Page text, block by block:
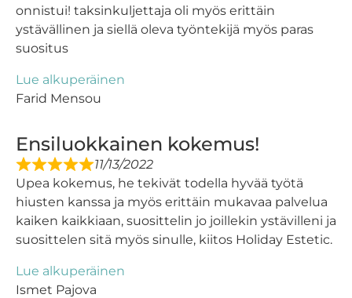
onnistui! taksinkuljettaja oli myös erittäin
ystävällinen ja siellä oleva työntekijä myös paras
suositus
Lue alkuperäinen
Farid Mensou
Ensiluokkainen kokemus!
11/13/2022
Upea kokemus, he tekivät todella hyvää työtä
hiusten kanssa ja myös erittäin mukavaa palvelua
kaiken kaikkiaan, suosittelin jo joillekin ystävilleni ja
suosittelen sitä myös sinulle, kiitos Holiday Estetic.
Lue alkuperäinen
Ismet Pajova